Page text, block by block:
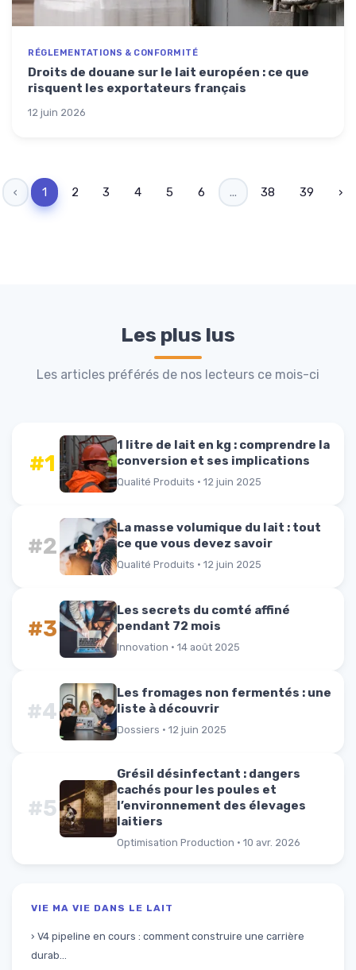
RÉGLEMENTATIONS & CONFORMITÉ
Droits de douane sur le lait européen : ce que
risquent les exportateurs français
12 juin 2026
‹ 1 2 3 4 5 6 ... 38 39 ›
Les plus lus
Les articles préférés de nos lecteurs ce mois-ci
#1
1 litre de lait en kg : comprendre la
conversion et ses implications
Qualité Produits · 12 juin 2025
#2
La masse volumique du lait : tout
ce que vous devez savoir
Qualité Produits · 12 juin 2025
#3
Les secrets du comté affiné
pendant 72 mois
Innovation · 14 août 2025
#4
Les fromages non fermentés : une
liste à découvrir
Dossiers · 12 juin 2025
#5
Grésil désinfectant : dangers
cachés pour les poules et
l’environnement des élevages
laitiers
Optimisation Production · 10 avr. 2026
VIE MA VIE DANS LE LAIT
› V4 pipeline en cours : comment construire une carrière
durab...